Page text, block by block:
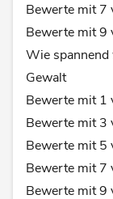
Bewerte mit 7
Bewerte mit 9
Wie spannend
Gewalt
Bewerte mit 1
Bewerte mit 3
Bewerte mit 5
Bewerte mit 7
Bewerte mit 9